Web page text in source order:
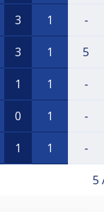
3 1 -
3 1 5
1 1 -
0 1 -
1 1 -
5